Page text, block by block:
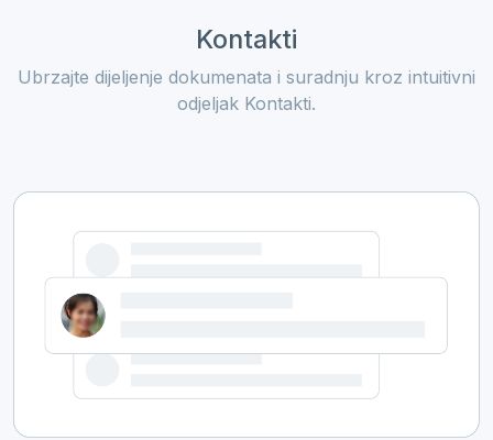
Kontakti
Ubrzajte dijeljenje dokumenata i suradnju kroz intuitivni
odjeljak Kontakti.